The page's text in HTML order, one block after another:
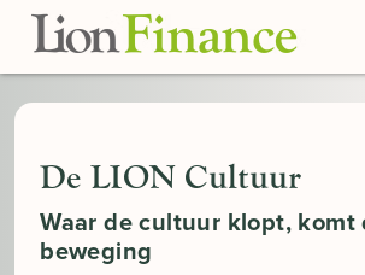
Skip to main content
De LION Cultuur
Waar de cultuur klopt, komt
beweging